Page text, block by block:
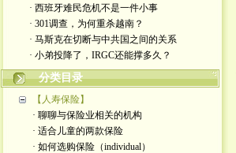
· 西班牙难民危机不是一件小事
· 301调查，为何重杀越南？
· 马斯克在切断与中共国之间的关系
· 小弟投降了，IRGC还能撑多久？
分类目录
【人寿保险】
· 聊聊与保险业相关的机构
· 适合儿童的两款保险
· 如何选购保险（individual）